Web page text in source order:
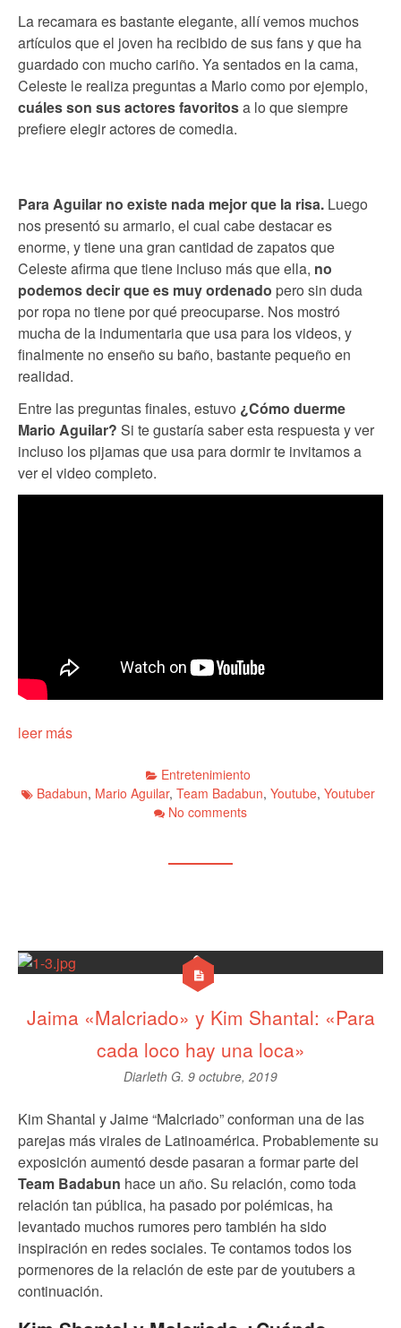
La recamara es bastante elegante, allí vemos muchos
artículos que el joven ha recibido de sus fans y que ha
guardado con mucho cariño. Ya sentados en la cama,
Celeste le realiza preguntas a Mario como por ejemplo,
cuáles son sus actores favoritosa lo que siempre
prefiere elegir actores de comedia.
Para Aguilar no existe nada mejor que la risa. Luego
nos presentó su armario, el cual cabe destacar es
enorme, y tiene una gran cantidad de zapatos que
Celeste afirma que tiene incluso más que ella, no
podemos decir que es muy ordenado pero sin duda
por ropa no tiene por qué preocuparse. Nos mostró
mucha de la indumentaria que usa para los videos, y
finalmente no enseño su baño, bastante pequeño en
realidad.
Entre las preguntas finales, estuvo ¿Cómo duerme
Mario Aguilar? Si te gustaría saber esta respuesta y ver
incluso los pijamas que usa para dormir te invitamos a
ver el video completo.
leer más
Entretenimiento
Badabun, Mario Aguilar, Team Badabun, Youtube, Youtuber
No comments
Jaima «Malcriado» y Kim Shantal: «Para
cada loco hay una loca»
Diarleth G. 9 octubre, 2019
Kim Shantal y Jaime “Malcriado” conforman una de las
parejas más virales de Latinoamérica. Probablemente su
exposición aumentó desde pasaran a formar parte del
Team Badabun hace un año. Su relación, como toda
relación tan pública, ha pasado por polémicas, ha
levantado muchos rumores pero también ha sido
inspiración en redes sociales. Te contamos todos los
pormenores de la relación de este par de youtubers a
continuación.